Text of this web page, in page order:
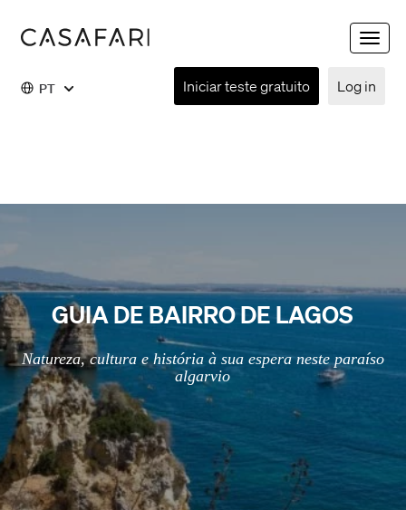
Toggle
PT Log in
Iniciar teste gratuito
GUIA DE BAIRRO DE LAGOS
Natureza, cultura e história à sua espera neste paraíso
algarvio